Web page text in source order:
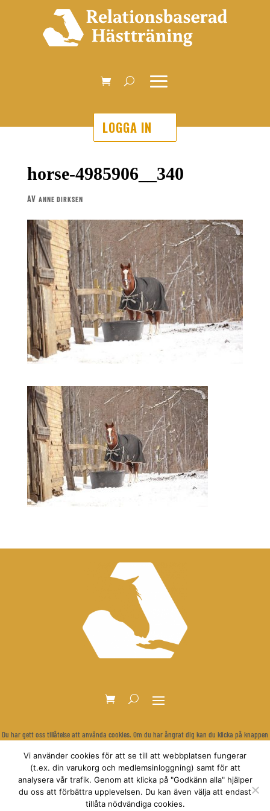
LOGGA IN
horse-4985906__340
AV ANNE DIRKSEN
Du har gett oss tillåtelse att använda cookies. Om du har ångrat dig kan du klicka på knappen
Återkalla samtycke
Vi använder cookies för att se till att webbplatsen fungerar
(t.ex. din varukorg och medlemsinloggning) samt för att
analysera vår trafik. Genom att klicka på "Godkänn alla" hjälper
du oss att förbättra upplevelsen. Du kan även välja att endast
tillåta nödvändiga cookies.